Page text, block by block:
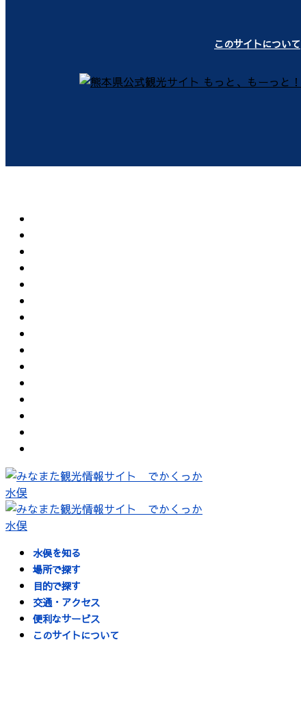
このサイトについて
水俣を知る
場所で探す
目的で探す
交通・アクセス
便利なサービス
このサイトについて